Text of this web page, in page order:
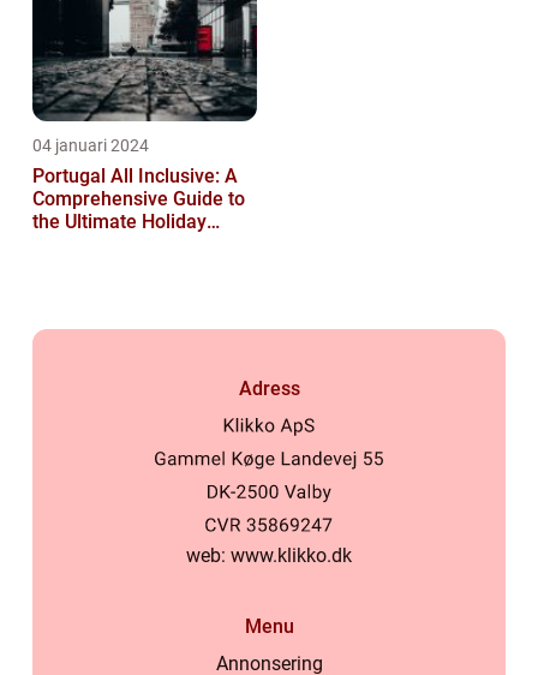
04 januari 2024
Portugal All Inclusive: A
Comprehensive Guide to
the Ultimate Holiday
Adress
web: www.klikko.dk
Menu
Annonsering